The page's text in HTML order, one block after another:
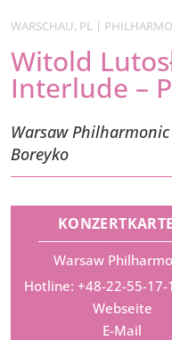
WARSCHAU, PL |
Witold
Interlude –
Warsaw
Boreyko
Warsaw
Hotline: +48-22-55-17-
Webseite
E-Mail